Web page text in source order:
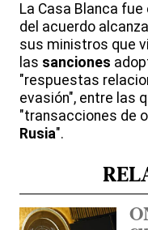
La Casa Blanca
del acuerdo
sus ministros que
las sanciones
"respuestas
evasión", entre las
"transacciones de
Rusia".